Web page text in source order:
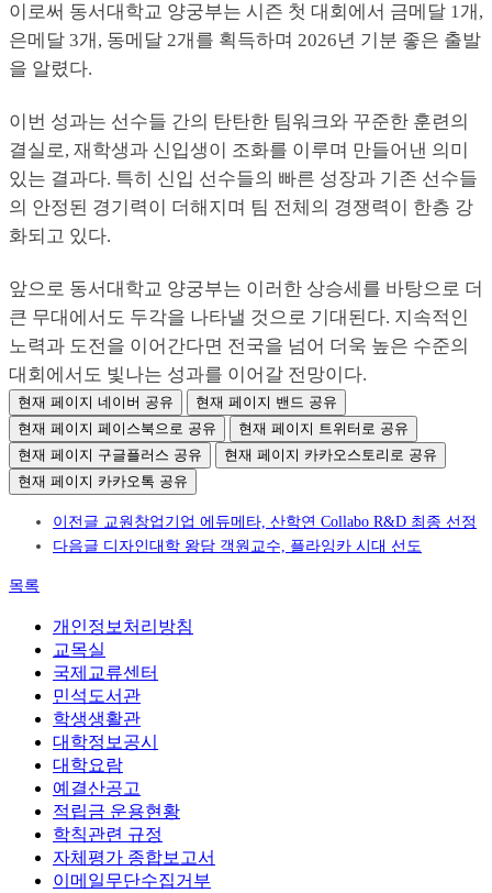
이로써 동서대학교 양궁부는 시즌 첫 대회에서 금메달 1개,
은메달 3개, 동메달 2개를 획득하며 2026년 기분 좋은 출발
을 알렸다.
이번 성과는 선수들 간의 탄탄한 팀워크와 꾸준한 훈련의
결실로, 재학생과 신입생이 조화를 이루며 만들어낸 의미
있는 결과다. 특히 신입 선수들의 빠른 성장과 기존 선수들
의 안정된 경기력이 더해지며 팀 전체의 경쟁력이 한층 강
화되고 있다.
앞으로 동서대학교 양궁부는 이러한 상승세를 바탕으로 더
큰 무대에서도 두각을 나타낼 것으로 기대된다. 지속적인
노력과 도전을 이어간다면 전국을 넘어 더욱 높은 수준의
대회에서도 빛나는 성과를 이어갈 전망이다.
현재 페이지 네이버 공유
현재 페이지 밴드 공유
현재 페이지 페이스북으로 공유
현재 페이지 트위터로 공유
현재 페이지 구글플러스 공유
현재 페이지 카카오스토리로 공유
현재 페이지 카카오톡 공유
이전글 교원창업기업 에듀메타, 산학연 Collabo R&D 최종 선정
다음글 디자인대학 왕담 객원교수, 플라잉카 시대 선도
목록
개인정보처리방침
교목실
국제교류센터
민석도서관
학생생활관
대학정보공시
대학요람
예결산공고
적립금 운용현황
학칙관련 규정
자체평가 종합보고서
이메일무단수집거부